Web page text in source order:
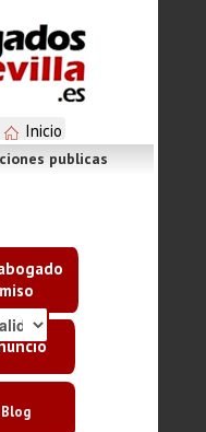
Inicio
publicas
Blog